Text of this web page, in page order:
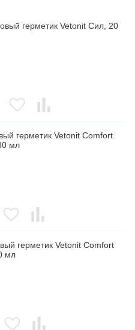
герметик Vetonit Сил, 20
герметик Vetonit Comfort
мл
герметик Vetonit Comfort
мл